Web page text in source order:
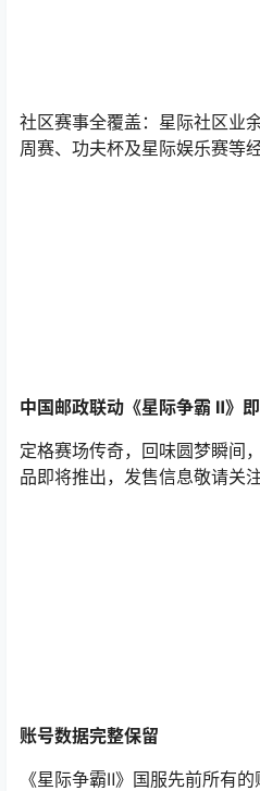
社区赛事全覆盖：星际社区业
周赛、功夫杯及星际娱乐赛等
中国邮政联动《星际争霸 Ⅱ》
定格赛场传奇，回味圆梦瞬间
品即将推出，发售信息敬请关
账号数据完整保留
《星际争霸Ⅱ》国服先前所有